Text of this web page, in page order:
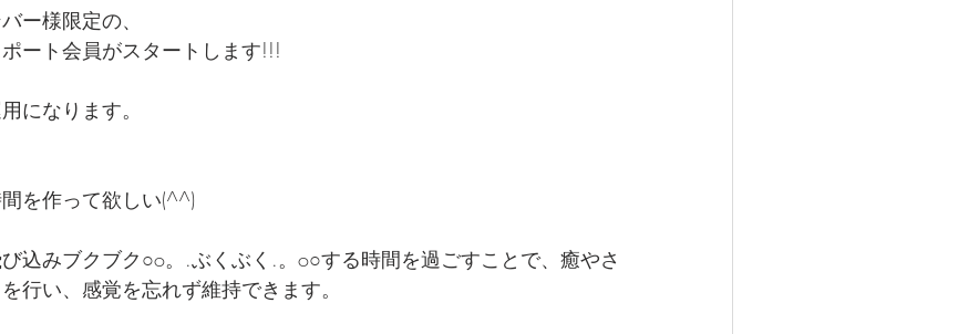
ー様限定の、
ート会員がスタートします!!!
になります。
を作って欲しい(^^)
込みブクブク○o。.ぶくぶく.。o○する時間を過ごすことで、癒やさ
行い、感覚を忘れず維持できます。